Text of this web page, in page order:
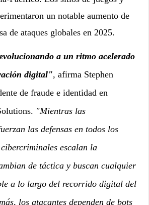
un notable aumento de
de ataques globales en 2025.
a un ritmo acelerado
digital", afirma Stephen
de fraude e identidad en
"Mientras las
las defensas en todos los
escalan la
de táctica y buscan cualquier
a lo largo del recorrido digital del
los atacantes dependen de bots